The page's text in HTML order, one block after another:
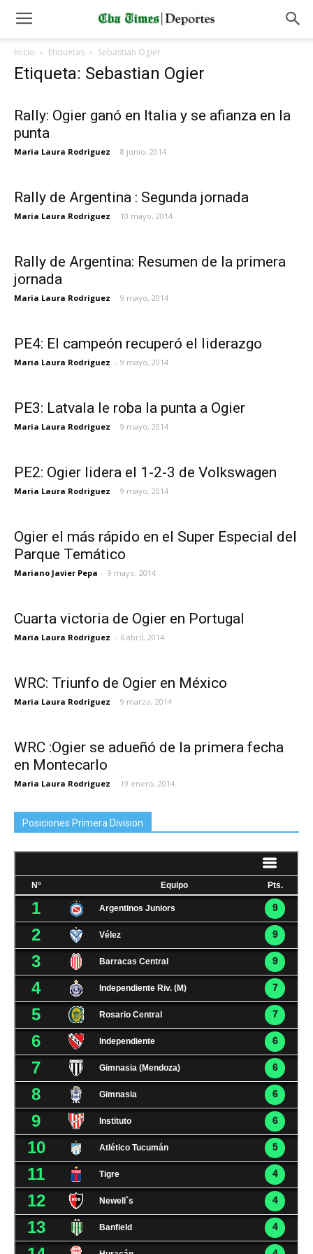
Inicio Etiquetas Sebastian Ogier
Etiqueta: Sebastian Ogier
Rally: Ogier ganó en Italia y se afianza en la
punta
Maria Laura Rodriguez - 8 junio, 2014
Rally de Argentina : Segunda jornada
Maria Laura Rodriguez - 10 mayo, 2014
Rally de Argentina: Resumen de la primera
jornada
Maria Laura Rodriguez - 9 mayo, 2014
PE4: El campeón recuperó el liderazgo
Maria Laura Rodriguez - 9 mayo, 2014
PE3: Latvala le roba la punta a Ogier
Maria Laura Rodriguez - 9 mayo, 2014
PE2: Ogier lidera el 1-2-3 de Volkswagen
Maria Laura Rodriguez - 9 mayo, 2014
Ogier el más rápido en el Super Especial del
Parque Temático
Mariano Javier Pepa - 9 mayo, 2014
Cuarta victoria de Ogier en Portugal
Maria Laura Rodriguez - 6 abril, 2014
WRC: Triunfo de Ogier en México
Maria Laura Rodriguez - 9 marzo, 2014
WRC :Ogier se adueñó de la primera fecha
en Montecarlo
Maria Laura Rodriguez - 19 enero, 2014
Posiciones Primera Division